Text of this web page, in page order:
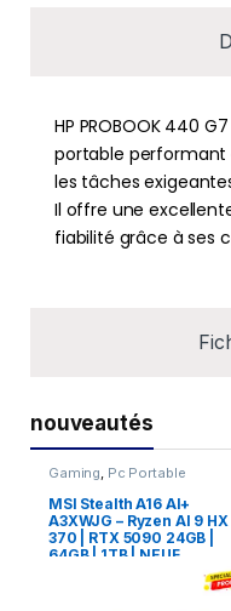
HP PROBOOK 440
portable
les tâches
Il offre une
fiabilité grâce à ses
nouveautés
Gaming, Pc Portable
MSI Stealth A16 AI+
A3XWJG – Ryzen AI 9 HX
370 | RTX 5090 24GB |
64GB | 1TB | NEUF